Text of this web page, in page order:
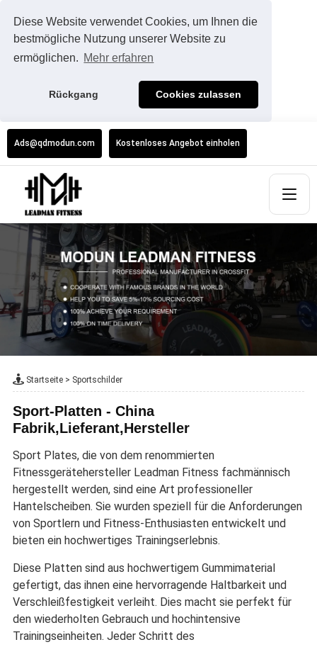
Diese Website verwendet Cookies, um Ihnen die
bestmögliche Nutzung unserer Website zu
ermöglichen. Mehr erfahren
Rückgang Cookies zulassen
Ads@qdmodun.com Kostenloses Angebot einholen
Startseite> Sportschilder
Sport-Platten - China
Fabrik,Lieferant,Hersteller
Sport Plates, die von dem renommierten
Fitnessgerätehersteller Leadman Fitness fachmännisch
hergestellt werden, sind eine Art professioneller
Hantelscheiben. Sie wurden speziell für die Anforderungen
von Sportlern und Fitness-Enthusiasten entwickelt und
bieten ein hochwertiges Trainingserlebnis.
Diese Platten sind aus hochwertigem Gummimaterial
gefertigt, das ihnen eine hervorragende Haltbarkeit und
Verschleißfestigkeit verleiht. Dies macht sie perfekt für
den wiederholten Gebrauch und hochintensive
Trainingseinheiten. Jeder Schritt des